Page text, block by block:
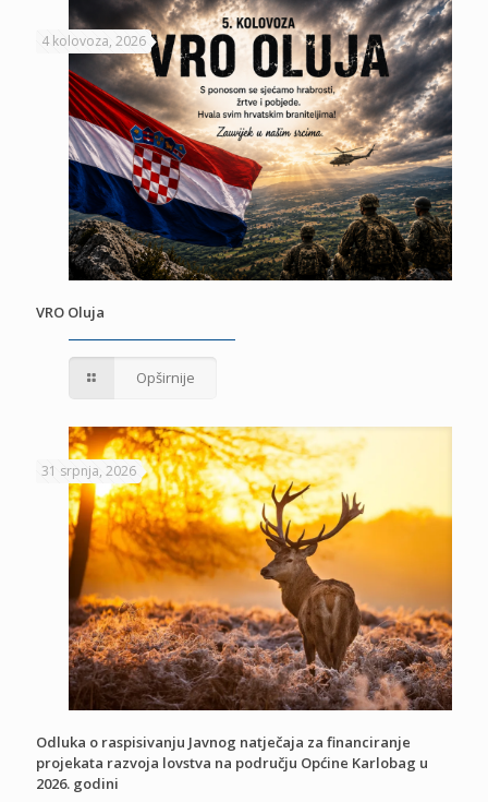
4 kolovoza, 2026
VRO Oluja
Opširnije
31 srpnja, 2026
Odluka o raspisivanju Javnog natječaja za financiranje
projekata razvoja lovstva na području Općine Karlobag u
2026. godini